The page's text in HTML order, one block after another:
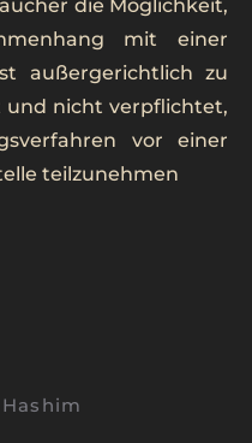
die Möglichkeit,
mit einer
außergerichtlich zu
und nicht verpflichtet,
vor einer
teilzunehmen